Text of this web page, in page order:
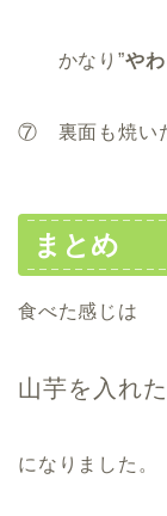
かなり”や
⑦ 裏面も焼い
まとめ
食べた感じは
山芋を入れ
になりました。